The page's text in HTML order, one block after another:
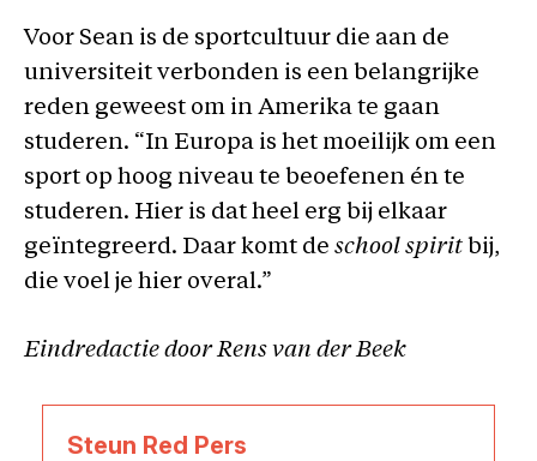
Voor Sean is de sportcultuur die aan de
universiteit verbonden is een belangrijke
reden geweest om in Amerika te gaan
studeren. “In Europa is het moeilijk om een
sport op hoog niveau te beoefenen én te
studeren. Hier is dat heel erg bij elkaar
geïntegreerd. Daar komt de school spirit bij,
die voel je hier overal.”
Eindredactie door Rens van der Beek
Steun Red Pers